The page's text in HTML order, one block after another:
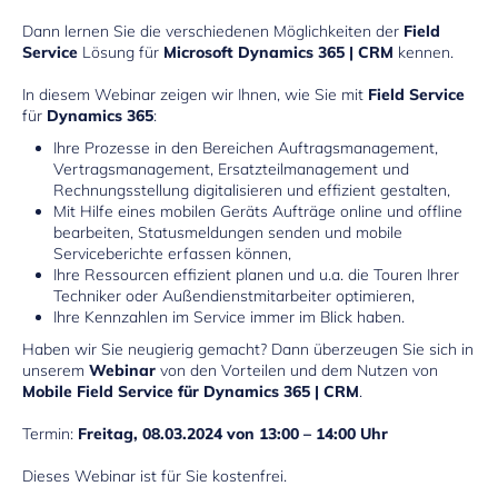
Dann lernen Sie die verschiedenen Möglichkeiten der Field
Service Lösung für Microsoft Dynamics 365 | CRM kennen.
In diesem Webinar zeigen wir Ihnen, wie Sie mit Field Service
für Dynamics 365:
Ihre Prozesse in den Bereichen Auftragsmanagement,
Vertragsmanagement, Ersatzteilmanagement und
Rechnungsstellung digitalisieren und effizient gestalten,
Mit Hilfe eines mobilen Geräts Aufträge online und offline
bearbeiten, Statusmeldungen senden und mobile
Serviceberichte erfassen können,
Ihre Ressourcen effizient planen und u.a. die Touren Ihrer
Techniker oder Außendienstmitarbeiter optimieren,
Ihre Kennzahlen im Service immer im Blick haben.
Haben wir Sie neugierig gemacht? Dann überzeugen Sie sich in
unserem Webinar von den Vorteilen und dem Nutzen von
Mobile Field Service für Dynamics 365 | CRM.
Termin: Freitag, 08.03.2024 von 13:00 – 14:00 Uhr
Dieses Webinar ist für Sie kostenfrei.